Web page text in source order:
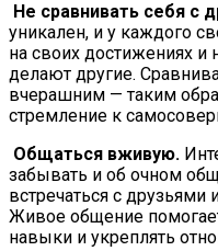
Не сравнивать себя с
уникален, и у каждого
на своих достижениях и
делают другие.
вчерашним — таким
стремление к
Общаться вживую.
забывать и об очном
встречаться с
Живое общение
навыки и укреплять